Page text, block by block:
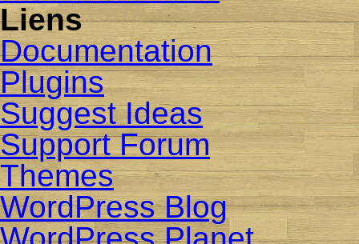
Liens
Documentation
Plugins
Suggest Ideas
Support Forum
Themes
WordPress Blog